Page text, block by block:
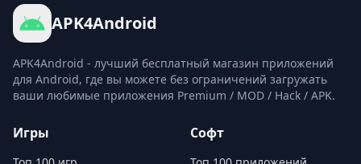
APK4Android
APK4Android - лучший бесплатный магазин приложений
для Android, где вы можете без ограничений загружать
ваши любимые приложения Premium / MOD / Hack / APK.
Игры Софт